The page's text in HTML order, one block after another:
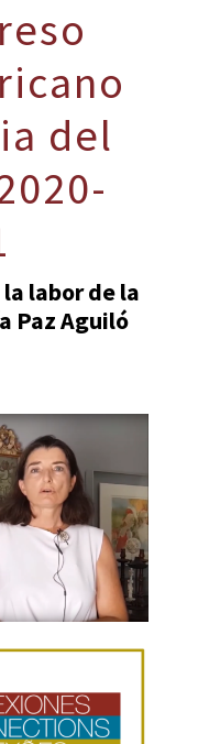
del
labor de la
Paz Aguiló